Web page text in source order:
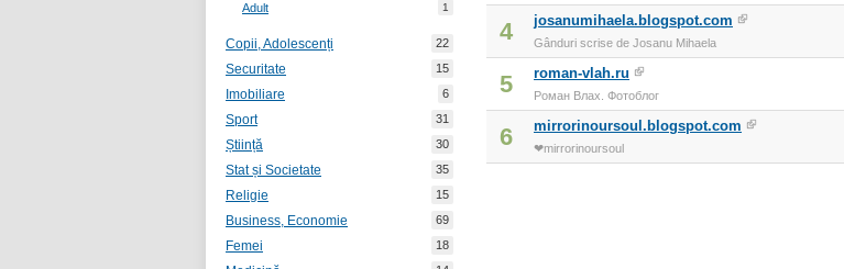
Adult 1
Copii, Adolescenți 22
Securitate 15
Imobiliare 6
Sport 31
Știință 30
Stat și Societate 35
Religie 15
Business, Economie 69
Femei 18
4 josanumihaela.blogspot.com
Gânduri scrise de Josanu Mihaela
5 roman-vlah.ru
Роман Влах. Фотоблог
6 mirrorinoursoul.blogspot.com
❤mirrorinoursoul